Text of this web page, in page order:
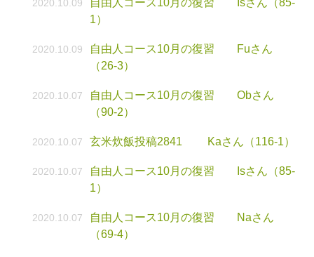
2020.10.09
自由人コース10月の復習 Isさん（85-
1）
2020.10.09
自由人コース10月の復習 Fuさん
（26-3）
2020.10.07
自由人コース10月の復習 Obさん
（90-2）
2020.10.07 玄米炊飯投稿2841 Kaさん（116-1）
2020.10.07
自由人コース10月の復習 Isさん（85-
1）
2020.10.07
自由人コース10月の復習 Naさん
（69-4）